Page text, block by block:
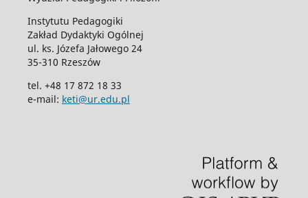
Instytutu Pedagogiki
Zakład Dydaktyki Ogólnej
ul. ks. Józefa Jałowego 24
35-310 Rzeszów
tel. +48 17 872 18 33
e-mail: keti@ur.edu.pl